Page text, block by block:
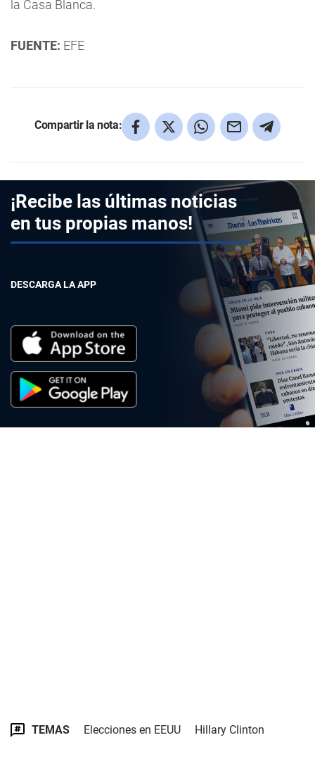
la Casa Blanca.
FUENTE: EFE
Compartir la nota:
¡Recibe las últimas noticias
en tus propias manos!
DESCARGA LA APP
TEMAS Elecciones en EEUU Hillary Clinton